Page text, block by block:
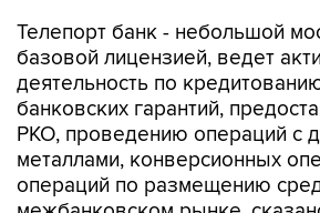
Телепорт банк - небольшой
базовой лицензией, ведет
деятельность по
банковских гарантий,
РКО, проведению операций с
металлами, конверсионных
операций по размещению